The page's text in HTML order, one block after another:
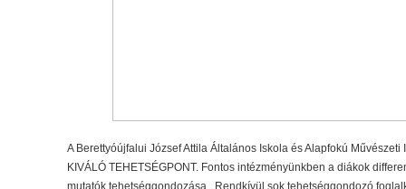
A Berettyóújfalui József Attila Általános Iskola és Alapfokú
KIVÁLÓ TEHETSÉGPONT. Fontos intézményünkben a diákok
mutatók tehetséggondozása. Rendkívül sok tehetséggondozó